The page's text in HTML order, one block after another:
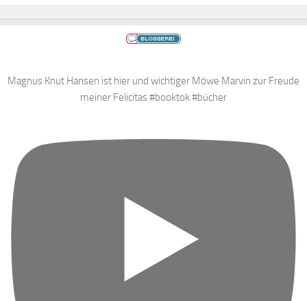
Magnus Knut Hansen ist hier und wichtiger Möwe Marvin zur Freude
meiner Felicitas #booktok #bücher